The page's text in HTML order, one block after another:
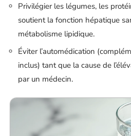
Privilégier les légumes, les
soutient la fonction hépatique
métabolisme lipidique.
Éviter l’automédication
inclus) tant que la cause de
par un médecin.